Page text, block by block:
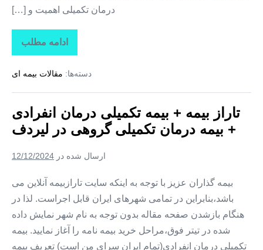
درمان تکمیلی اهمیت و […]
ادامه مطلب
تاراز
بیمه
بیمه
درمان
+
بیمه
درمان
تکمیلی
در
دسته‌ها: مقالات بیمه ای
تاراز بیمه + بیمه تکمیلی درمان انفرادی
+ بیمه درمان تکمیلی گروهی در لیردف
ارسال شده در 12/12/2024
بیمه گذاران عزیز با توجه به اینکه سایت تارازبیمه آنلاین می
باشد،بنابراین در تمامی شهرهای ایران قابل اجراست. لذا در
هنگام بازشدن صفحه مقاله بدون توجه به نام شهر نمایش داده
شده در تیتر فوق،مراحل خرید بیمه نامه را آغاز نمایید. بیمه
تکمیلی درمان انفرادی(تمام ایران سرای من است) تعریف بیمه